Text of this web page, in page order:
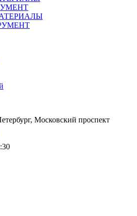
Московский проспект